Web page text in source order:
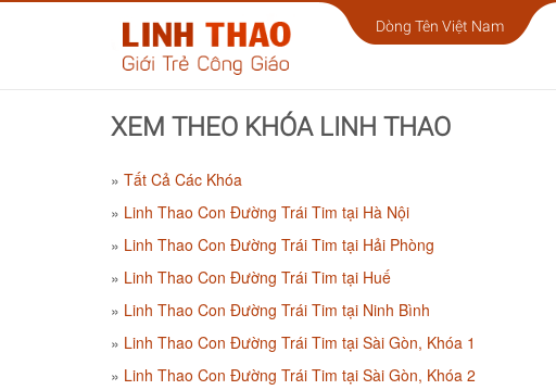
Dòng Tên Việt Nam
XEM THEO KHÓA LINH THAO
Tất Cả Các Khóa
Linh Thao Con Đường Trái Tim tại Hà Nội
Linh Thao Con Đường Trái Tim tại Hải Phòng
Linh Thao Con Đường Trái Tim tại Huế
Linh Thao Con Đường Trái Tim tại Ninh Bình
Linh Thao Con Đường Trái Tim tại Sài Gòn, Khóa 1
Linh Thao Con Đường Trái Tim tại Sài Gòn, Khóa 2